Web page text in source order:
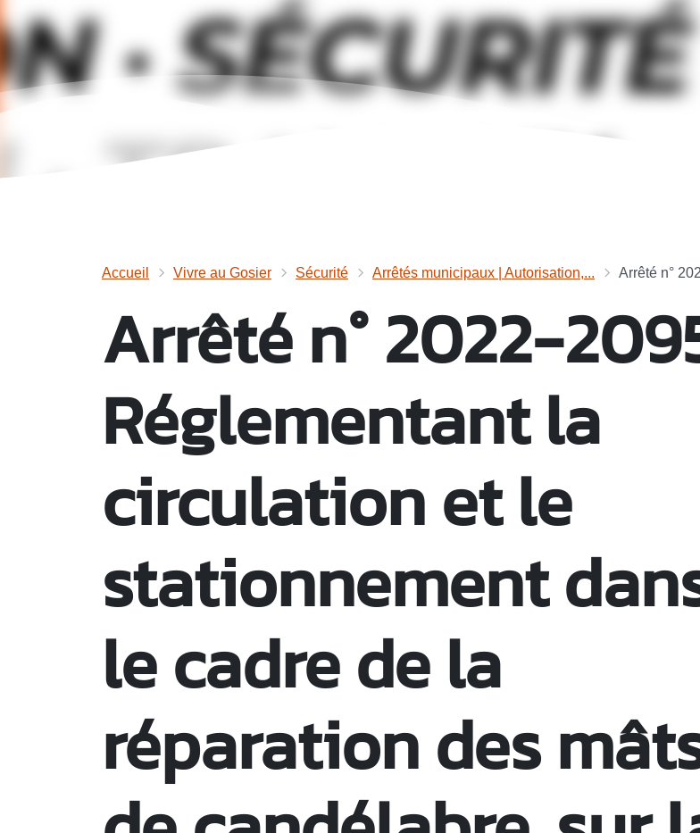
Accueil Vivre au Gosier Sécurité Arrêtés municipaux | Autorisation,... Arrêté n°
Arrêté n° 2022-
Réglementant la
circulation et le
stationnement
le cadre de la
réparation des